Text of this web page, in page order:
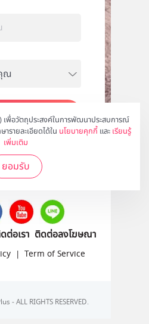
พื่อวัตถุประสงค์ในการพัฒนาประสบการณ์
รายละเอียดได้ใน นโยบายคุกกี้ และ เรียนรู้
เพิ่มเติม
ยอมรับ
สมัคร
ามเราได้ที่
ต่อเรา ติดต่อลงโฆษณา
| Term of Service
- ALL RIGHTS RESERVED.